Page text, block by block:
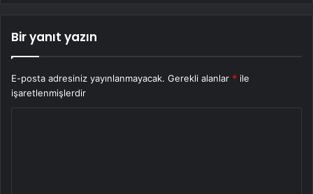
Bir yanıt yazın
E-posta adresiniz yayınlanmayacak. Gerekli alanlar * ile
işaretlenmişlerdir